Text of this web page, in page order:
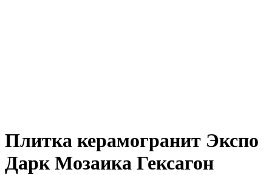
Плитка керамогранит Экспо
Дарк Мозаика Гексагон